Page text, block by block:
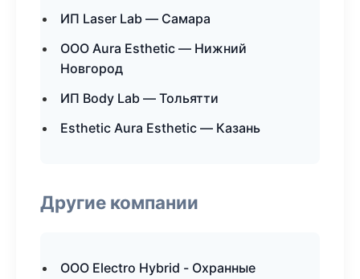
ИП Laser Lab — Самара
ООО Aura Esthetic — Нижний
Новгород
ИП Body Lab — Тольятти
Esthetic Aura Esthetic — Казань
Другие компании
ООО Electro Hybrid - Охранные